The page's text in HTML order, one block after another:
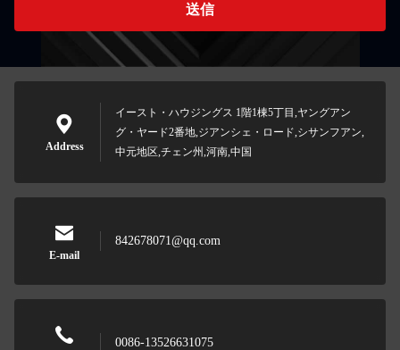
送信
Address
イースト・ハウジングス 1階1棟5丁目,ヤングアン
グ・ヤード2番地,ジアンシェ・ロード,シサンフアン,
中元地区,チェン州,河南,中国
E-mail
842678071@qq.com
0086-13526631075